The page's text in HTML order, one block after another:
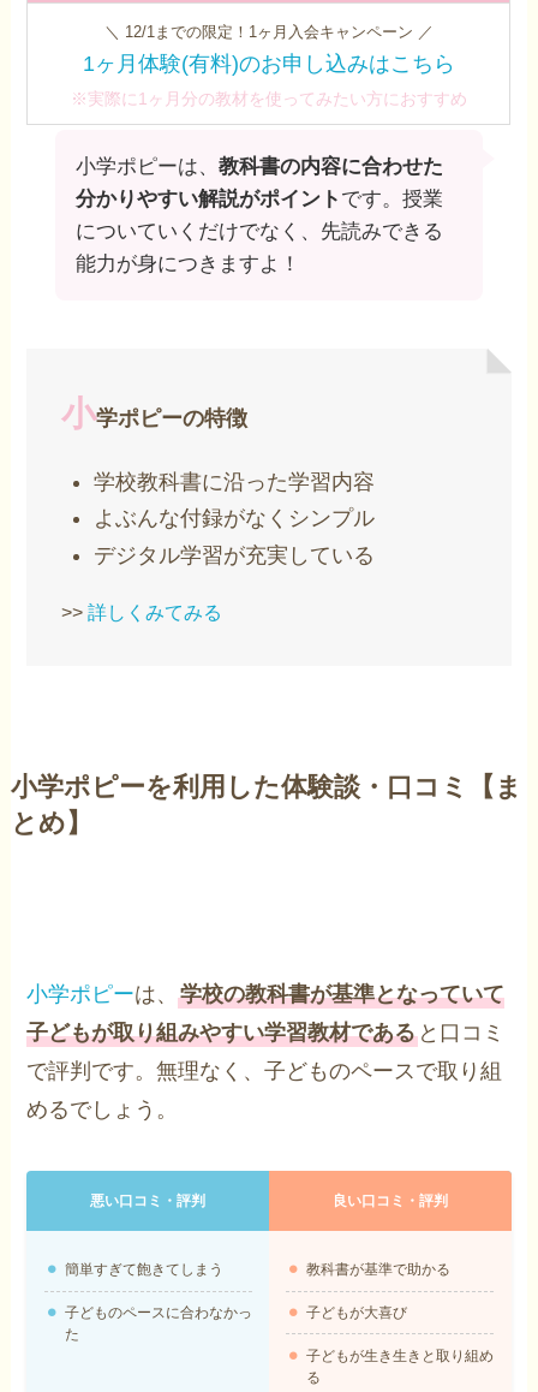
＼ 12/1までの限定！1ヶ月入会キャンペーン ／
1ヶ月体験(有料)のお申し込みはこちら
※実際に1ヶ月分の教材を使ってみたい方におすすめ
小学ポピーは、教科書の内容に合わせた
分かりやすい解説がポイント です。授業
についていくだけでなく、先読みできる
能力が身につきますよ！
小学ポピーの特徴
学校教科書に沿った学習内容
よぶんな付録がなくシンプル
デジタル学習が充実している
>>詳しくみてみる
小学ポピーを利用した体験談・口コミ【ま
とめ】
小学ポピーは、学校の教科書が基準となっていて
子どもが取り組みやすい学習教材である と口コミ
で評判です。無理なく、子どものペースで取り組
めるでしょう。
悪い口コミ・評判 良い口コミ・評判
簡単すぎて飽きてしまう
子どものペースに合わなかっ
た
教科書が基準で助かる
子どもが大喜び
子どもが生き生きと取り組め
る